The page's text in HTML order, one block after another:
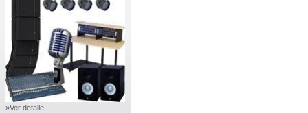
»Ver detalle